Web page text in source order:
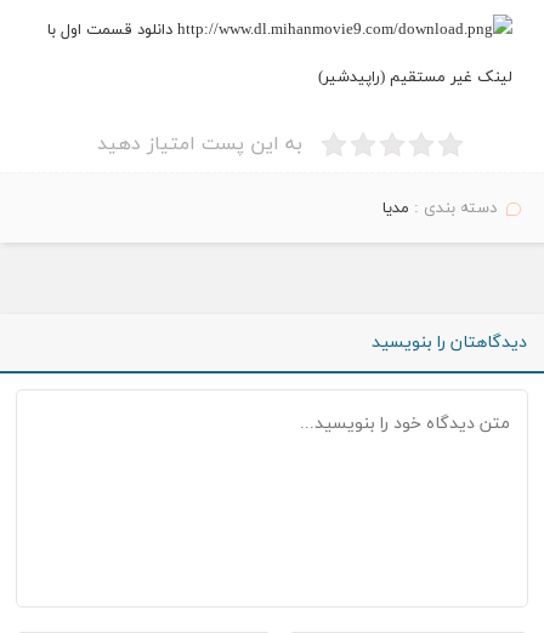
دانلود قسمت اول با
لینک غیر مستقیم (راپیدشیر)
به این پست امتیاز دهید
دسته بندی : مدیا
دیدگاهتان را بنویسید